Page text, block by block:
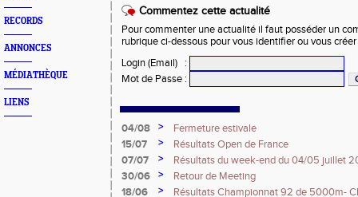
RECORDS
ANNONCES
MÉDIATHÈQUE
LIENS
Commentez cette actualité
Pour commenter une actualité il faut posséder un
rubrique ci-dessous pour vous identifier ou vous
Login (Email)
:
Mot de Passe :
04/08 >
Fermeture estivale
15/07
>
Résultats Open de France
07/07
>
Résultats du week-end du 04/05 juillet
30/06
>
Retour de Meeting
18/06
>
Résultats Championnat 92 de 5000m-